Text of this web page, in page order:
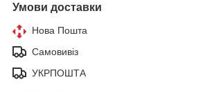
Умови доставки
Нова Пошта
Самовивіз
УКРПОШТА